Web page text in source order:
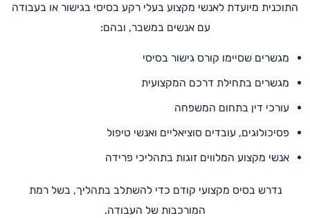
התוכנית מיועדת לאנשי מקצוע בעלי רקע בסיסי בגישור או בעבודה
עם אנשים במשבר, ובהם:
מגשרים שסיימו קורס גישור בסיסי
מגשרים בתחילת דרכם המקצועית
עורכי דין בתחום המשפחה
פסיכולוגים, עובדים סוציאליים ואנשי טיפול
אנשי מקצוע המלווים זוגות בתהליכי פרידה
נדרש בסיס מקצועי קודם כדי להשתלב בתהליך, בשל רמת
המורכבות של העבודה.